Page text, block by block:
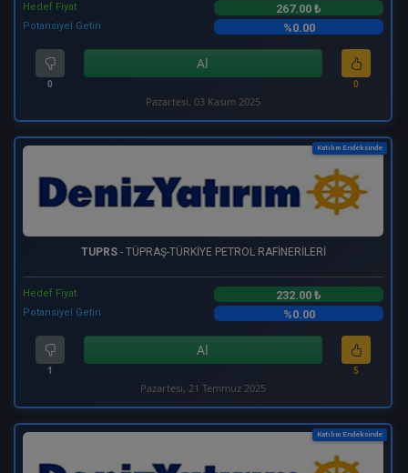
Hedef Fiyat 267.00 ₺
Potansiyel Getiri %0.00
0
Al
0
Pazartesi, 03 Kasım 2025
Katılım Endeksinde
TUPRS- TÜPRAŞ-TÜRKİYE PETROL RAFİNERİLERİ
Hedef Fiyat 232.00 ₺
Potansiyel Getiri %0.00
1
Al
5
Pazartesi, 21 Temmuz 2025
Katılım Endeksinde